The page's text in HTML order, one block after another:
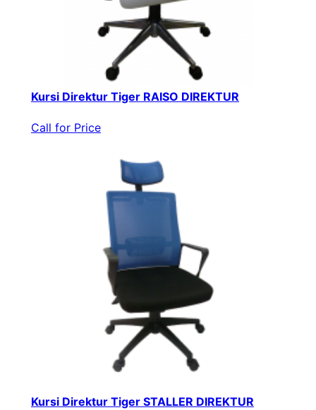
Kursi Direktur Tiger RAISO DIREKTUR
Call for Price
Kursi Direktur Tiger STALLER DIREKTUR